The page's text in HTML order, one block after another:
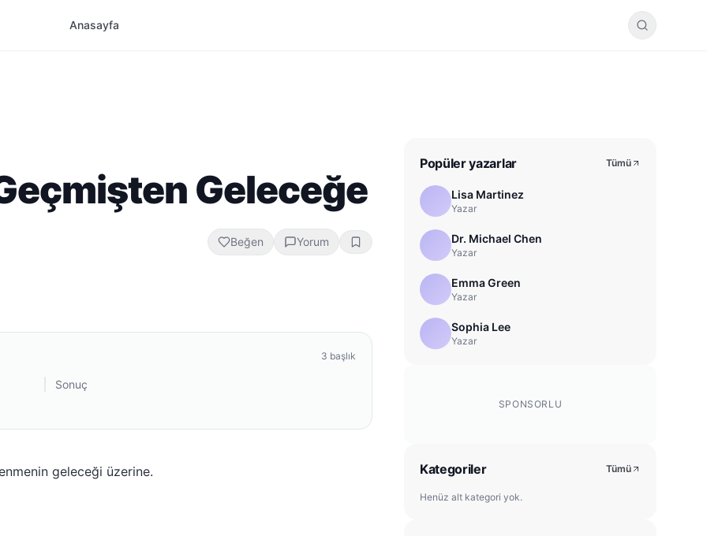
Anasayfa
Geleceğe
Beğen Yorum
3 başlık
Sonuç
geleceği üzerine.
Popüler yazarlar Tümü
Lisa Martinez
Yazar
Dr. Michael Chen
Yazar
Emma Green
Yazar
Sophia Lee
Yazar
SPONSORLU
Kategoriler Tümü
Henüz alt kategori yok.